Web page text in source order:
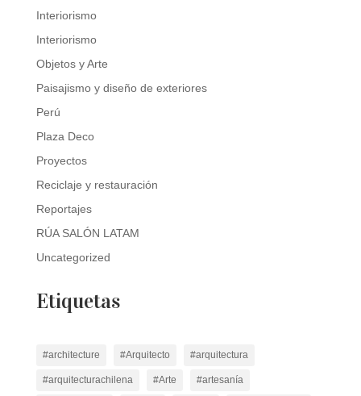
Interiorismo
Interiorismo
Objetos y Arte
Paisajismo y diseño de exteriores
Perú
Plaza Deco
Proyectos
Reciclaje y restauración
Reportajes
RÚA SALÓN LATAM
Uncategorized
Etiquetas
#architecture #Arquitecto #arquitectura
#arquitecturachilena #Arte #artesanía